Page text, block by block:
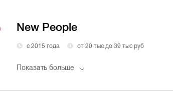
New People
с 2015 года от 20 тыс до 39 тыс руб
Показать больше